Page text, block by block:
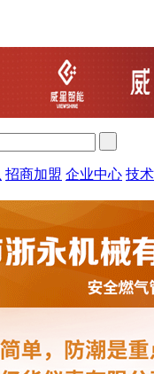
招商加盟 企业中心 技